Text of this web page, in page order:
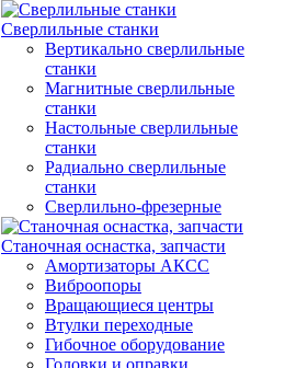
Сверлильные станки
Вертикально сверлильные
станки
Магнитные сверлильные
станки
Настольные сверлильные
станки
Радиально сверлильные
станки
Сверлильно-фрезерные
Станочная оснастка, запчасти
Амортизаторы АКСС
Виброопоры
Вращающиеся центры
Втулки переходные
Гибочное оборудование
Головки и оправки